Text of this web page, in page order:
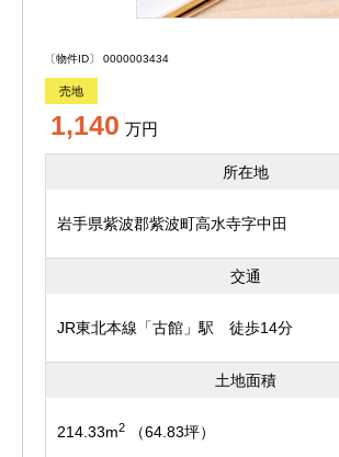
〔物件ID〕 0000003434
売地
1,140 万円
所在地
岩手県紫波郡紫波町高水寺字中田
交通
JR東北本線「古館」駅 徒歩14分
土地面積
214.33m2 （64.83坪）